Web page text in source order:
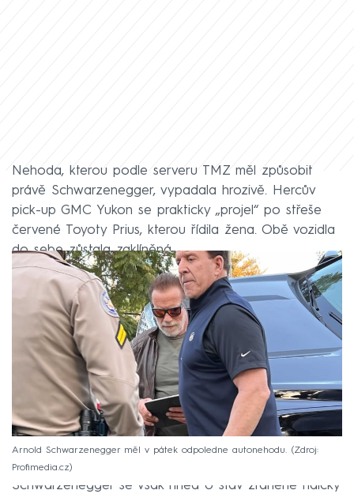
Nehoda, kterou podle serveru TMZ měl způsobit
právě Schwarzenegger, vypadala hrozivě. Hercův
pick-up GMC Yukon se prakticky „projel“ po střeše
červené Toyoty Prius, kterou řídila žena. Obě vozidla
do sebe zůstala zaklíněná.
Arnold Schwarzenegger měl v pátek odpoledne autonehodu.
Zdroj:
Profimedia.cz
Schwarzenegger se však hned o stav zraněné řidičky